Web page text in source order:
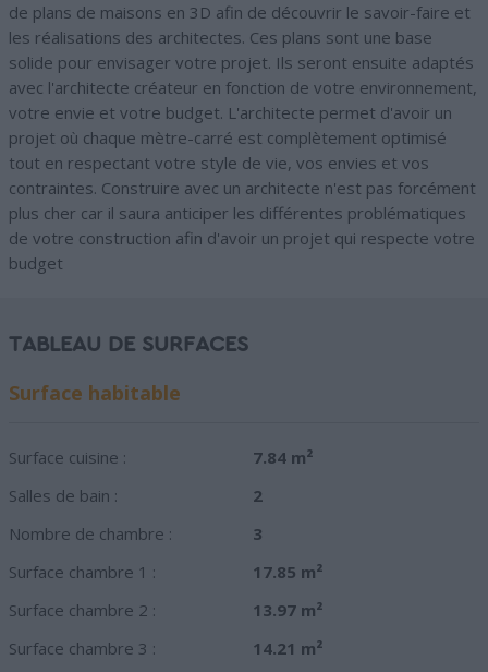
de plans de maisons en 3D afin de découvrir le savoir-faire et
les réalisations des architectes. Ces plans sont une base
solide pour envisager votre projet. Ils seront ensuite adaptés
avec l'architecte créateur en fonction de votre environnement,
votre envie et votre budget. L'architecte permet d'avoir un
projet où chaque mètre-carré est complètement optimisé
tout en respectant votre style de vie, vos envies et vos
contraintes. Construire avec un architecte n'est pas forcément
plus cher car il saura anticiper les différentes problématiques
de votre construction afin d'avoir un projet qui respecte votre
budget
TABLEAU DE SURFACES
Surface habitable
Surface cuisine :
7.84 m²
Salles de bain :
2
Nombre de chambre :
3
Surface chambre 1 :
17.85 m²
Surface chambre 2 :
13.97 m²
Surface chambre 3 :
14.21 m²